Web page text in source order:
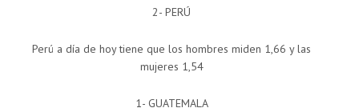
2- PERÚ
Perú a día de hoy tiene que los hombres miden 1,66 y las
mujeres 1,54
1- GUATEMALA